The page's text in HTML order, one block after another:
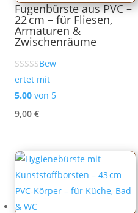
Fugenbürste aus PVC –
22 cm – für Fliesen,
Armaturen &
Zwischenräume
Bew
ertet mit
5.00 von 5
9,00 €